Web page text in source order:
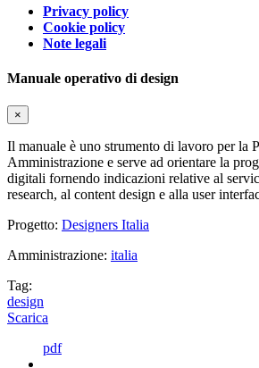
Privacy policy
Cookie policy
Note legali
Manuale operativo di design
×
Il manuale è uno strumento di lavoro per la
Amministrazione e serve ad orientare la
digitali fornendo indicazioni relative al
research, al content design e alla user
Progetto: Designers Italia
Amministrazione: italia
Tag:
design
Scarica
pdf